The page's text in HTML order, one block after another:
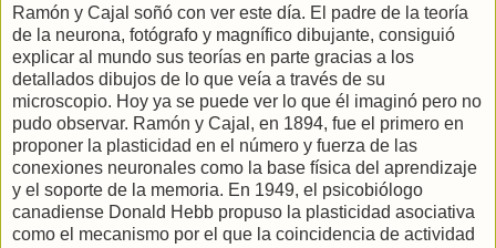
Ramón y Cajal soñó con ver este día. El padre de la teoría
de la neurona, fotógrafo y magnífico dibujante, consiguió
explicar al mundo sus teorías en parte gracias a los
detallados dibujos de lo que veía a través de su
microscopio. Hoy ya se puede ver lo que él imaginó pero no
pudo observar. Ramón y Cajal, en 1894, fue el primero en
proponer la plasticidad en el número y fuerza de las
conexiones neuronales como la base física del aprendizaje
y el soporte de la memoria. En 1949, el psicobiólogo
canadiense Donald Hebb propuso la plasticidad asociativa
como el mecanismo por el que la coincidencia de actividad